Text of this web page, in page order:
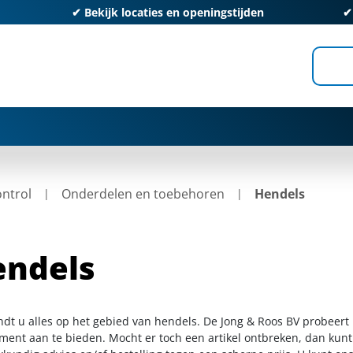
✔ Bekijk locaties en openingstijden
Onderdelen en toebehoren Hendels
u alles op het gebied van hendels. De Jong & Roos BV
aan te bieden. Mocht er toch een artikel ontbreken, dan